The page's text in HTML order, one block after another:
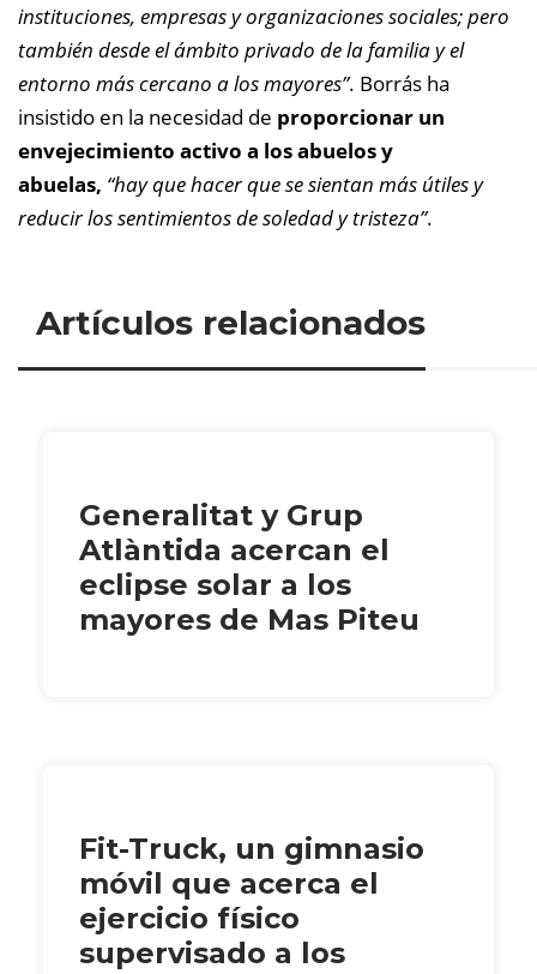
instituciones, empresas y organizaciones sociales; pero
también desde el ámbito privado de la familia y el
entorno más cercano a los mayores”. Borrás ha
insistido en la necesidad de proporcionar un
envejecimiento activo a los abuelos y
abuelas, “hay que hacer que se sientan más útiles y
reducir los sentimientos de soledad y tristeza”.
Artículos relacionados
Generalitat y Grup
Atlàntida acercan el
eclipse solar a los
mayores de Mas Piteu
Fit-Truck, un gimnasio
móvil que acerca el
ejercicio físico
supervisado a los